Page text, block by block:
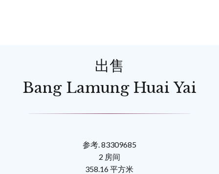
出售
Bang Lamung Huai Yai
参考. 83309685
2 房间
358.16 平方米